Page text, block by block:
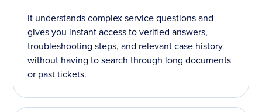
It understands complex service questions and
gives you instant access to verified answers,
troubleshooting steps, and relevant case history
without having to search through long documents
or past tickets.